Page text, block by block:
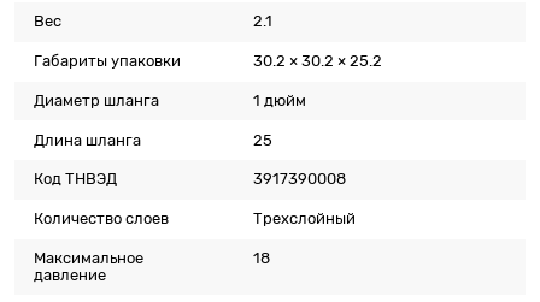
Вес 2.1
Габариты упаковки 30.2 × 30.2 × 25.2
Диаметр шланга 1 дюйм
Длина шланга 25
Код ТНВЭД 3917390008
Количество слоев Трехслойный
Максимальное
давление
18